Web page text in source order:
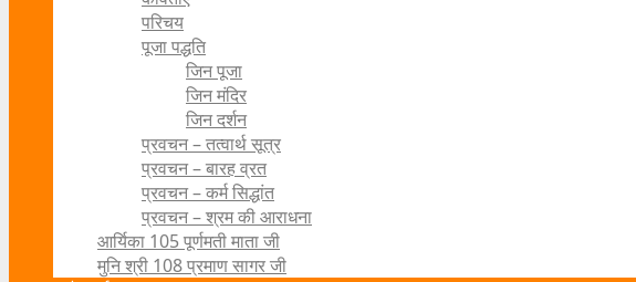
परिचय
पूजा पद्धति
जिन पूजा
जिन मंदिर
जिन दर्शन
प्रवचन – तत्वार्थ सूत्र
प्रवचन – बारह व्रत
प्रवचन – कर्म सिद्धांत
प्रवचन – श्रम की आराधना
आर्यिका 105 पूर्णमती माता जी
मुनि श्री 108 प्रमाण सागर जी